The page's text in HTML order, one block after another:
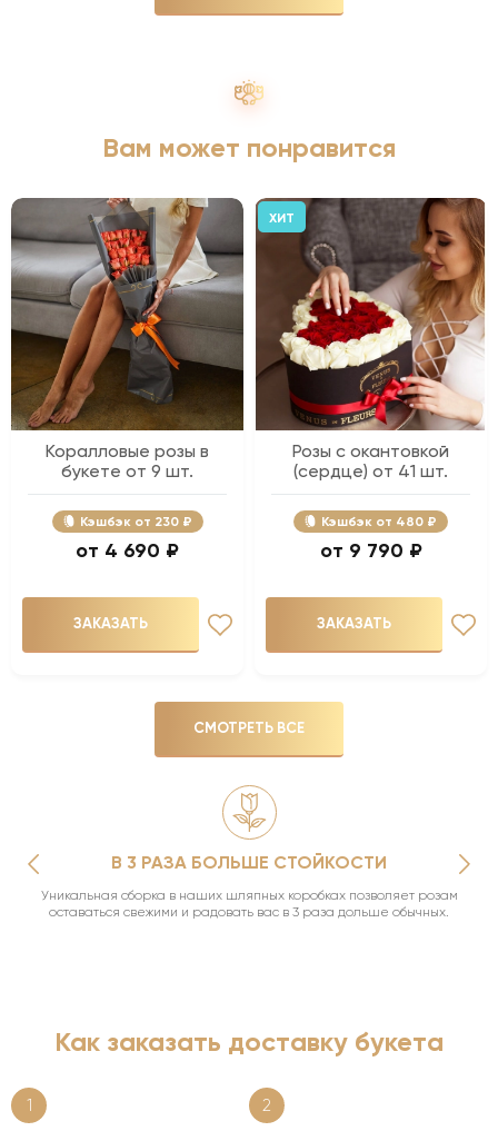
Вам может понравится
Коралловые розы в
букете от 9 шт.
Кэшбэк 230 ₽
4 690 ₽
ЗАКАЗАТЬ
ХИТ
Розы с окантовкой
(сердце) от 41 шт.
Кэшбэк 480 ₽
9 790 ₽
ЗАКАЗАТЬ
СМОТРЕТЬ ВСЕ
В 3 РАЗА БОЛЬШЕ СТОЙКОСТИ
Уникальная сборка в наших шляпных коробках позволяет розам
оставаться свежими и радовать вас в 3 раза дольше обычных.
Как заказать доставку букета
1 2